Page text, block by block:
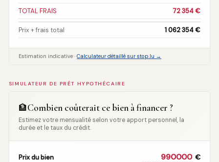
TOTAL FRAIS
72 354 €
Prix + frais total 1 062 354 €
Estimation indicative ·Calculateur détaillé sur stop.lu →
SIMULATEUR DE PRÊT HYPOTHÉCAIRE
🏦Combien coûterait ce bien à financer ?
Estimez votre mensualité selon votre apport personnel, la
durée et le taux du crédit.
Prix du bien €